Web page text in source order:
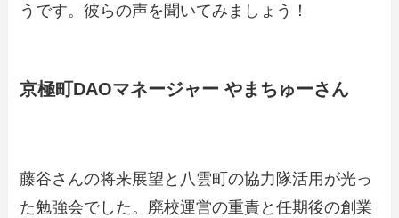
うです。彼らの声を聞いてみましょう！
京極町DAOマネージャー やまちゅーさん
藤谷さんの将来展望と八雲町の協力隊活用が光っ
た勉強会でした。廃校運営の重責と任期後の創業